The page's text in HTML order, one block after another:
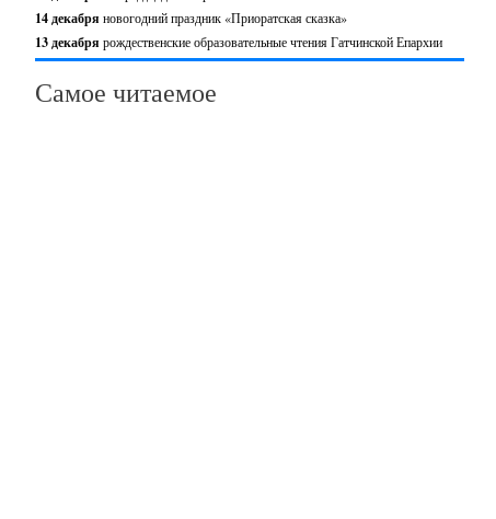
14 декабря новогодний праздник «Приоратская сказка»
13 декабря рождественские образовательные чтения Гатчинской Епархии
Самое читаемое